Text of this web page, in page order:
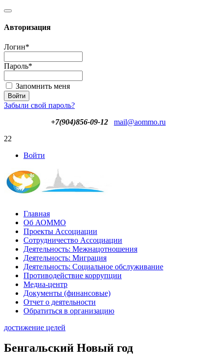
Авторизация
Логин*
Пароль*
Запомнить меня
Забыли свой пароль?
+7(904)856-09-12
mail@aommo.ru
22
Войти
Главная
Об АОММО
Проекты Ассоциации
Сотрудничество Ассоциации
Деятельность: Межнацотношения
Деятельность: Миграция
Деятельность: Социальное обслуживание
Противодействие коррупции
Медиа-центр
Документы (финансовые)
Отчет о деятельности
Обратиться в организацию
достижение целей
Бенгальский Новый год